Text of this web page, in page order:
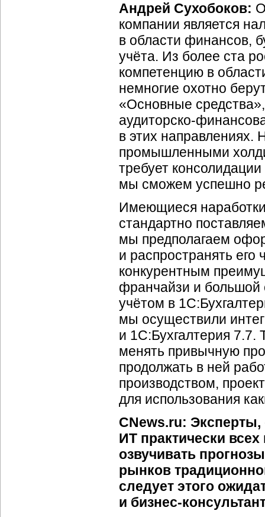
Андрей Сухобоков:
компании является
в области финансов,
учёта. Из более ста
компетенцию в
немногие охотно
«Основные
аудиторско-
в этих направлениях.
промышленными
требует
мы сможем успешно
Имеющиеся
стандартно
мы предполагаем
и распространять
конкурентным
франчайзи и большой
учётом в
мы осуществили
и 1С:Бухгалтерия 7.7.
менять привычную
продолжать в ней
производством,
для использования
CNews.ru:
ИТ практически
озвучивать
рынков
следует этого
и бизнес-